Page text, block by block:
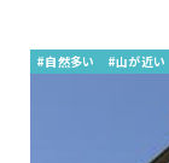
#自然多い #山が近い